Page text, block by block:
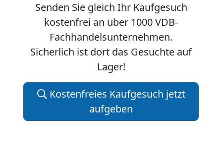
Senden Sie gleich Ihr Kaufgesuch
kostenfrei an über 1000 VDB-
Fachhandelsunternehmen.
Sicherlich ist dort das Gesuchte auf
Lager!
Kostenfreies Kaufgesuch jetzt
aufgeben